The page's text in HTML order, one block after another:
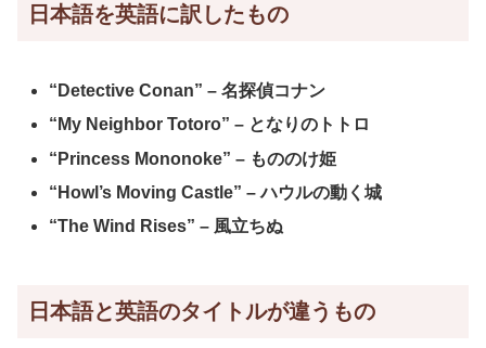
日本語を英語に訳したもの
“Detective Conan” – 名探偵コナン
“My Neighbor Totoro” – となりのトトロ
“Princess Mononoke” – もののけ姫
“Howl’s Moving Castle” – ハウルの動く城
“The Wind Rises” – 風立ちぬ
日本語と英語のタイトルが違うもの